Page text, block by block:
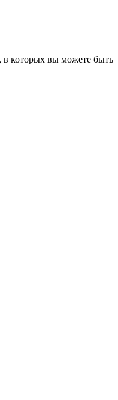
которых вы можете быть